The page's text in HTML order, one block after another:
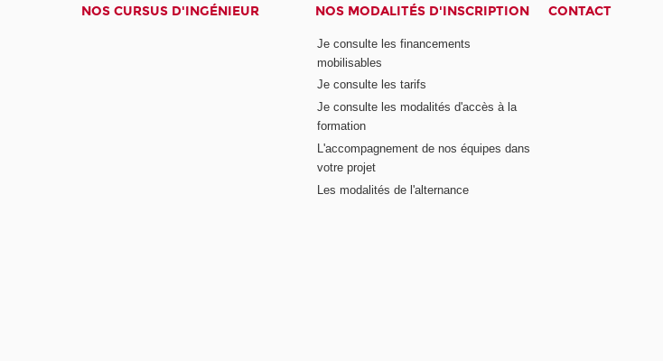
NOS CURSUS D'INGÉNIEUR
NOS MODALITÉS D'INSCRIPTION
Je consulte les financements
mobilisables
Je consulte les tarifs
Je consulte les modalités d'accès à la
formation
L'accompagnement de nos équipes dans
votre projet
Les modalités de l'alternance
CONTACT